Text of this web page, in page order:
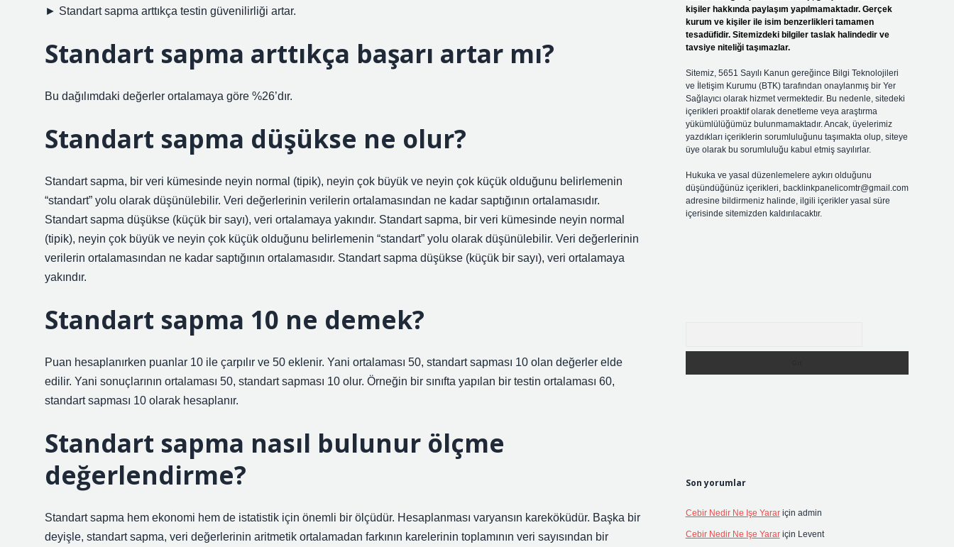
► Standart sapma arttıkça testin güvenilirliği artar.
Standart sapma arttıkça başarı artar mı?
Bu dağılımdaki değerler ortalamaya göre %26’dır.
Standart sapma düşükse ne olur?
Standart sapma, bir veri kümesinde neyin normal (tipik), neyin çok büyük ve neyin çok küçük olduğunu belirlemenin
“standart” yolu olarak düşünülebilir. Veri değerlerinin verilerin ortalamasından ne kadar saptığının ortalamasıdır.
Standart sapma düşükse (küçük bir sayı), veri ortalamaya yakındır. Standart sapma, bir veri kümesinde neyin normal
(tipik), neyin çok büyük ve neyin çok küçük olduğunu belirlemenin “standart” yolu olarak düşünülebilir. Veri değerlerinin
verilerin ortalamasından ne kadar saptığının ortalamasıdır. Standart sapma düşükse (küçük bir sayı), veri ortalamaya
yakındır.
Standart sapma 10 ne demek?
Puan hesaplanırken puanlar 10 ile çarpılır ve 50 eklenir. Yani ortalaması 50, standart sapması 10 olan değerler elde
edilir. Yani sonuçlarının ortalaması 50, standart sapması 10 olur. Örneğin bir sınıfta yapılan bir testin ortalaması 60,
standart sapması 10 olarak hesaplanır.
Standart sapma nasıl bulunur ölçme
değerlendirme?
Standart sapma hem ekonomi hem de istatistik için önemli bir ölçüdür. Hesaplanması varyansın kareköküdür. Başka bir
deyişle, standart sapma, veri değerlerinin aritmetik ortalamadan farkının karelerinin toplamının veri sayısından bir
kişiler hakkında paylaşım yapılmamaktadır. Gerçek
kurum ve kişiler ile isim benzerlikleri tamamen
tesadüfidir. Sitemizdeki bilgiler taslak halindedir ve
tavsiye niteliği taşımazlar.
Sitemiz, 5651 Sayılı Kanun gereğince Bilgi Teknolojileri
ve İletişim Kurumu (BTK) tarafından onaylanmış bir Yer
Sağlayıcı olarak hizmet vermektedir. Bu nedenle, sitedeki
içerikleri proaktif olarak denetleme veya araştırma
yükümlülüğümüz bulunmamaktadır. Ancak, üyelerimiz
yazdıkları içeriklerin sorumluluğunu taşımakta olup, siteye
üye olarak bu sorumluluğu kabul etmiş sayılırlar.
Hukuka ve yasal düzenlemelere aykırı olduğunu
düşündüğünüz içerikleri, backlinkpanelicomtr@gmail.com
adresine bildirmeniz halinde, ilgili içerikler yasal süre
içerisinde sitemizden kaldırılacaktır.
Son yorumlar
Cebir Nedir Ne Işe Yarariçin admin
Cebir Nedir Ne Işe Yarariçin Levent